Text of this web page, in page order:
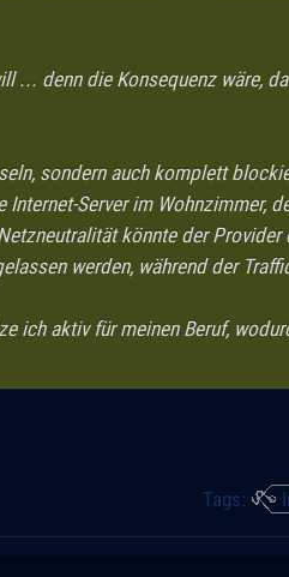
... denn die Konsequenz wäre,
sondern auch komplett
Server im Wohnzimmer,
könnte der Provider
werden, während der
ich aktiv für meinen Beruf,
Tags: